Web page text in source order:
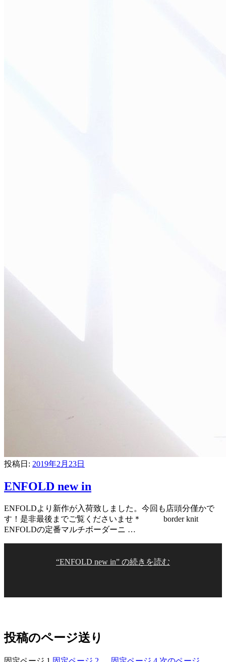
投稿日: 2019年2月23日
ENFOLD new in
ENFOLDより新作が入荷致しました。今回も店頭分僅かで
す！是非最後までご覧くださいませ＊ border knit
ENFOLDの定番マルチボーダーニ …
“ENFOLD new in” の続きを読む
投稿のページ送り